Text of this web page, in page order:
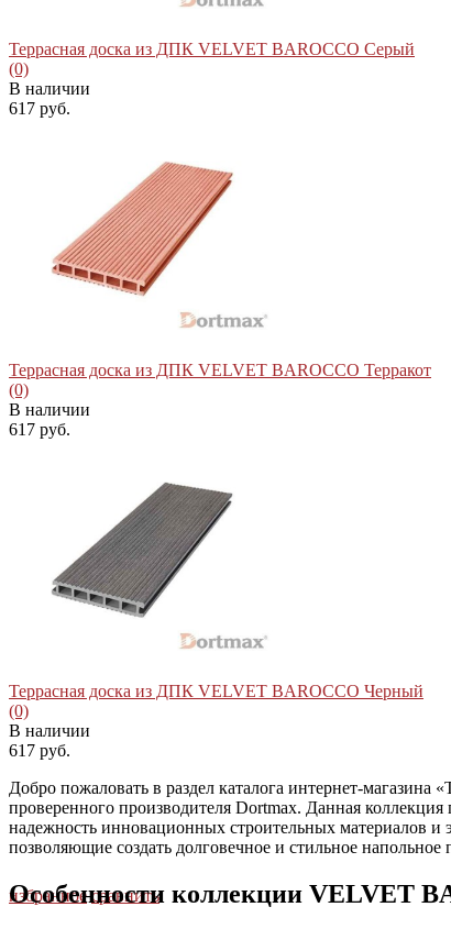
избранное сравнить
Террасная доска из ДПК VELVET BAROCCO Серый
(0)
В наличии
617 руб.
избранное сравнить
Террасная доска из ДПК VELVET BAROCCO Терракот
(0)
В наличии
617 руб.
избранное сравнить
Террасная доска из ДПК VELVET BAROCCO Черный
(0)
В наличии
617 руб.
Добро пожаловать в раздел каталога интернет-
проверенного производителя Dortmax. Данная
надежность инновационных строительных материалов и
позволяющие создать долговечное и стильное
Особенности коллекции VELVET